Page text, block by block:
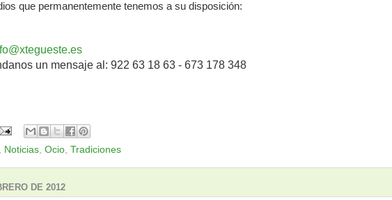
que permanentemente tenemos a su disposición:
un mensaje al: 922 63 18 63 - 673 178 348
Noticias Ocio Tradiciones
DE 2012